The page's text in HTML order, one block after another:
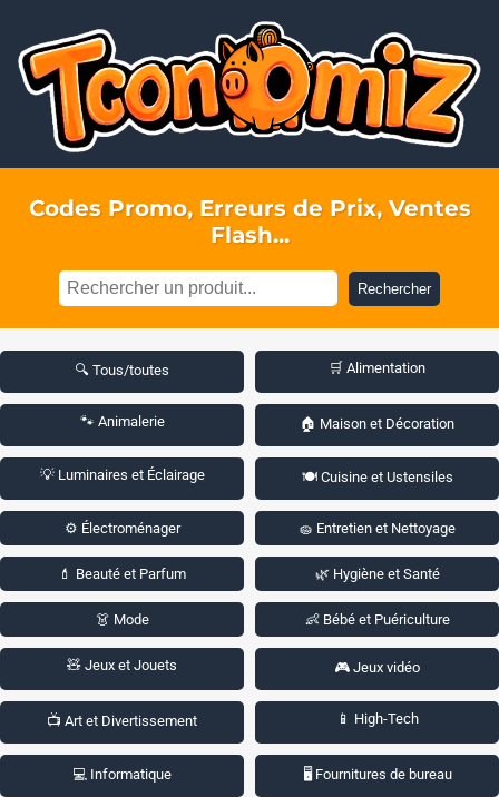
Codes Promo, Erreurs de Prix, Ventes
Flash...
Rechercher
🔍 Tous/toutes 🛒 Alimentation
🐾 Animalerie 🏠 Maison et Décoration
💡 Luminaires et Éclairage 🍽️ Cuisine et Ustensiles
⚙️ Électroménager 🧽 Entretien et Nettoyage
💄 Beauté et Parfum 🌿 Hygiène et Santé
👗 Mode 👶 Bébé et Puériculture
🧸 Jeux et Jouets 🎮 Jeux vidéo
📺 Art et Divertissement 📱 High-Tech
💻 Informatique 🖥️ Fournitures de bureau